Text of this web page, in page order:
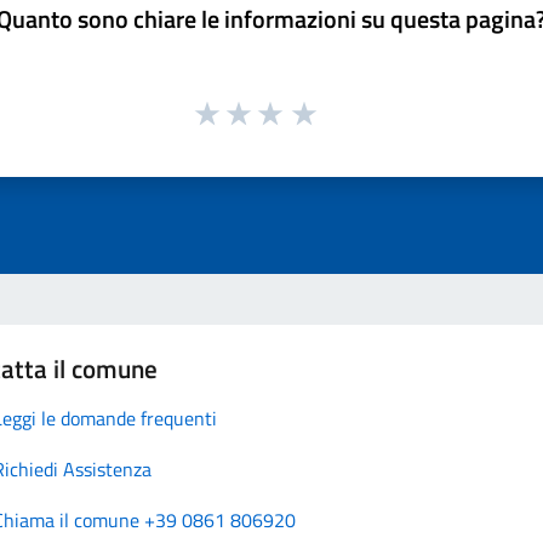
sono chiare le informazioni su questa
il comune
le domande frequenti
Assistenza
il comune +39 0861 806920